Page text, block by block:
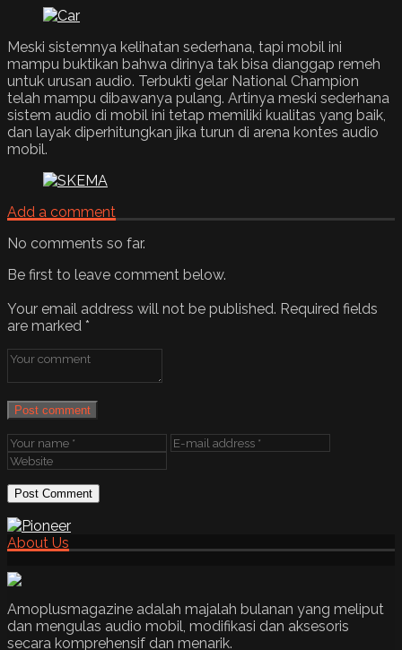
Meski sistemnya kelihatan sederhana, tapi mobil ini
mampu buktikan bahwa dirinya tak bisa dianggap remeh
untuk urusan audio. Terbukti gelar National Champion
telah mampu dibawanya pulang. Artinya meski sederhana
sistem audio di mobil ini tetap memiliki kualitas yang baik,
dan layak diperhitungkan jika turun di arena kontes audio
mobil.
Add a comment
No comments so far.
Be first to leave comment below.
Your email address will not be published. Required fields
are marked *
Post comment
About Us
Amoplusmagazine adalah majalah bulanan yang meliput
dan mengulas audio mobil, modifikasi dan aksesoris
secara komprehensif dan menarik.